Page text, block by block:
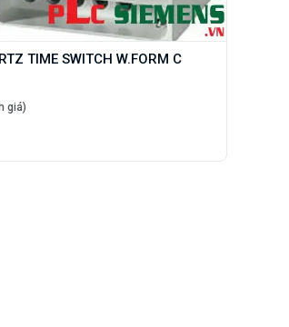
TIME SWITCH W.FORM C
giá)